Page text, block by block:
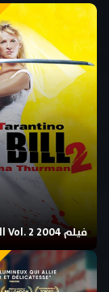
فيلم Kill Bill Vol. 2 2004 مترجم